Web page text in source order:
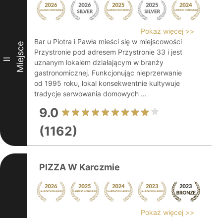
II Miejsce
Pokaż więcej >>
Bar u Piotra i Pawła mieści się w miejscowości
Przystronie pod adresem Przystronie 33 i jest
uznanym lokalem działającym w branży
gastronomicznej. Funkcjonując nieprzerwanie
od 1995 roku, lokal konsekwentnie kultywuje
tradycje serwowania domowych ...
9.0
(1162)
PIZZA W Karczmie
Pokaż więcej >>